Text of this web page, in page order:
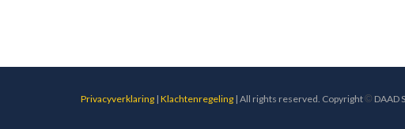
Privacyverklaring | Klachtenregeling | All rights reserved. Copyright© DAAD